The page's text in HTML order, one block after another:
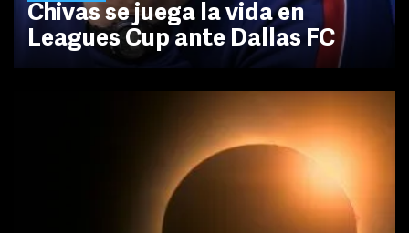
Chivas se juega la vida en
Leagues Cup ante Dallas FC